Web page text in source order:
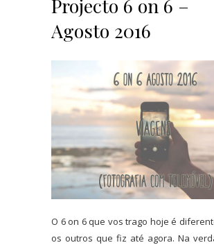
Projecto 6 on 6 –
Agosto 2016
O 6 on 6 que vos trago hoje é
os outros que fiz até agora. Na